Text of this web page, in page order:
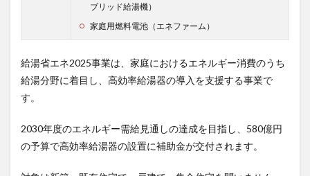
ブリッド給湯機）
家庭用燃料電池（エネファーム）
給湯省エネ2025事業は、家庭におけるエネルギー消費のうち
給湯分野に着目し、高効率給湯器の導入を支援する事業で
す。
2030年度のエネルギー需給見通しの達成を目指し、580億円
の予算で高効率給湯器の設置に補助金が交付されます。